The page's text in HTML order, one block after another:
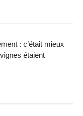
: c’était mieux
étaient